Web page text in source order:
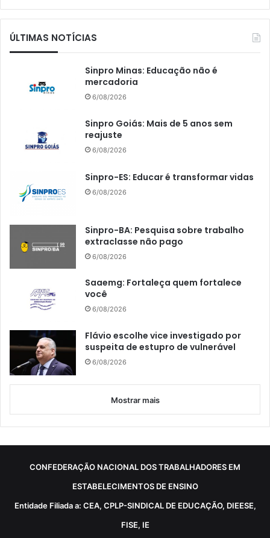
ÚLTIMAS NOTÍCIAS
Sinpro Minas: Educação não é
mercadoria
6/08/2026
Sinpro Goiás: Mais de 5 anos sem
reajuste
6/08/2026
Sinpro-ES: Educar é transformar vidas
6/08/2026
Sinpro-BA: Pesquisa sobre trabalho
extraclasse não pago
6/08/2026
Saaemg: Fortaleça quem fortalece
você
6/08/2026
Flávio escolhe vice investigado por
suspeita de estupro de vulnerável
6/08/2026
Mostrar mais
CONFEDERAÇÃO NACIONAL DOS TRABALHADORES EM
ESTABELECIMENTOS DE ENSINO
Entidade Filiada a: CEA, CPLP-SINDICAL DE EDUCAÇÃO, DIEESE,
FISE, IE